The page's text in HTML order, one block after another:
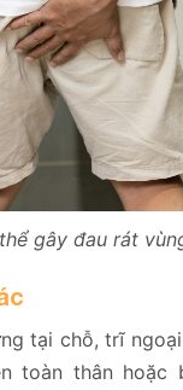
gây đau rát
tại chỗ, trĩ
toàn thân hoặc